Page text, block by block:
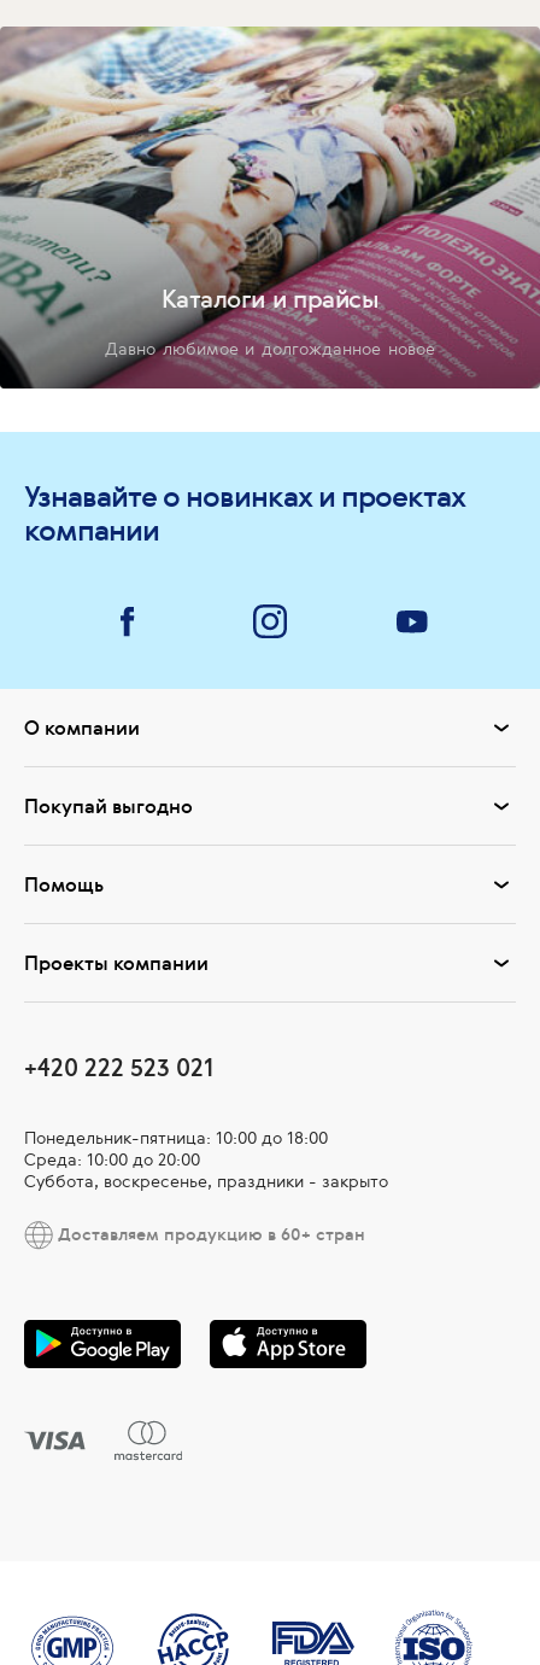
Каталоги и прайсы
Давно любимое и долгожданное новое
Узнавайте о новинках и проектах
компании
О компании
Покупай выгодно
Помощь
Проекты компании
+420 222 523 021
Понедельник-пятница: 10:00 до 18:00
Среда: 10:00 до 20:00
Суббота, воскресенье, праздники - закрыто
Доставляем продукцию в 60+ стран